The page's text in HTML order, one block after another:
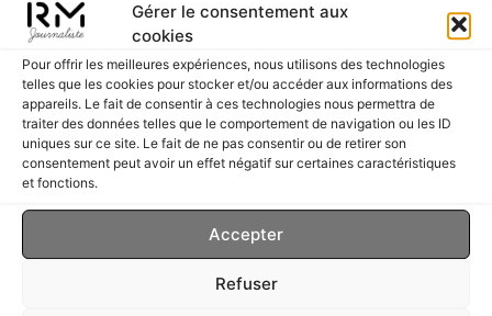
Gérer le consentement aux
cookies
Pour offrir les meilleures expériences, nous utilisons des technologies
telles que les cookies pour stocker et/ou accéder aux informations des
appareils. Le fait de consentir à ces technologies nous permettra de
traiter des données telles que le comportement de navigation ou les ID
uniques sur ce site. Le fait de ne pas consentir ou de retirer son
consentement peut avoir un effet négatif sur certaines caractéristiques
et fonctions.
Accepter
Refuser
La hipocresía de los medios franceses y
del presidente Macron con Venezuela
Romain Migus 17 mars 2018